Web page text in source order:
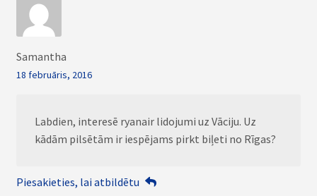
Samantha
18 februāris, 2016
Labdien, interesē ryanair lidojumi uz Vāciju. Uz
kādām pilsētām ir iespējams pirkt biļeti no Rīgas?
Piesakieties, lai atbildētu